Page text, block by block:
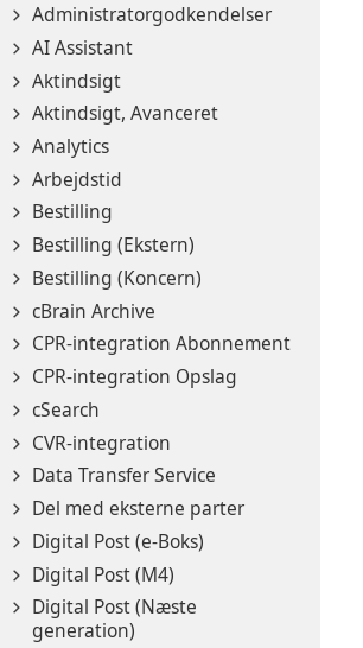
Administratorgodkendelser
AI Assistant
Aktindsigt
Aktindsigt, Avanceret
Analytics
Arbejdstid
Bestilling
Bestilling (Ekstern)
Bestilling (Koncern)
cBrain Archive
CPR-integration Abonnement
CPR-integration Opslag
cSearch
CVR-integration
Data Transfer Service
Del med eksterne parter
Digital Post (e-Boks)
Digital Post (M4)
Digital Post (Næste
generation)